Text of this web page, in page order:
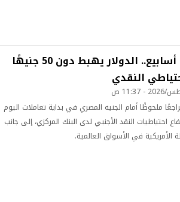
لأول مرة منذ أسابيع.. الدولار يهبط دون 50 جنيهًا
النقدي
ملحوظًا أمام الجنيه المصري في بداية تعاملات اليوم
احتياطيات النقد الأجنبي لدى البنك المركزي، إلى جانب
الأمريكية في الأسواق العالمية.